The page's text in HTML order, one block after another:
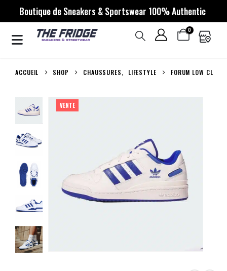
Boutique de Sneakers & Sportswear 100% Authentic
0
ACCUEIL SHOP CHAUSSURES, LIFESTYLE FORUM LOW CL
VENTE